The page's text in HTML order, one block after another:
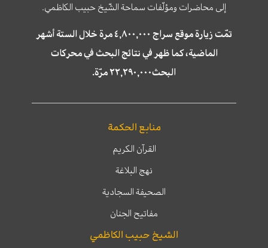
إلى محاضرات ومؤلّفات سماحة الشّيخ حبيب الكاظمي.
تمّت زيارة موقع سراج ٤,٨٠٠,٠٠٠ مرة خلال الستة أشهر
الماضية، كما ظهر في نتائج البحث في محركات
البحث٢٢,٢٩٠,٠٠٠ مرّة.
منابع الحكمة
القرآن الكريم
نهج البلاغة
الصحيفة السجادية
مفاتيح الجنان
الشيخ حبيب الكاظمي